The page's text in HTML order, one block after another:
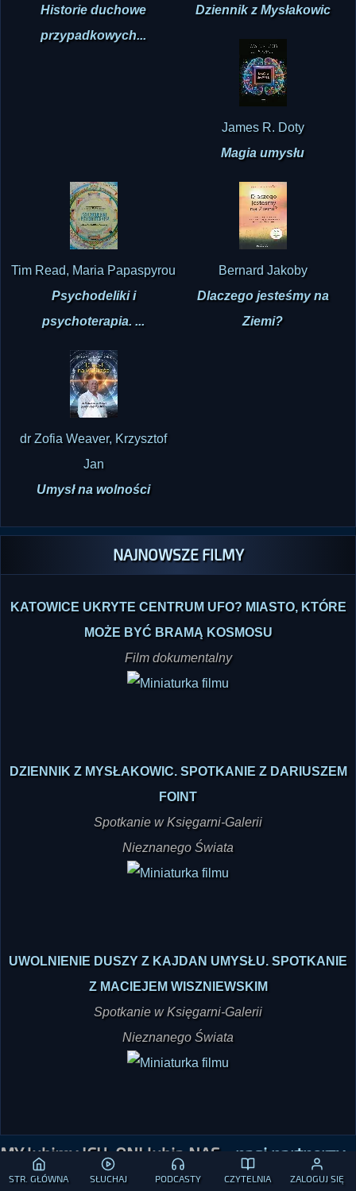
STR. GŁÓWNA SŁUCHAJ PODCASTY CZYTELNIA ZALOGUJ SIĘ
Dziennik z Mysłakowic
Magia umysłu
psychoterapia. ...
Umysł na wolności
MOŻE BYĆ BRAMĄ KOSMOSU
Spotkanie w Księgarni-Galerii
Spotkanie w Księgarni-Galerii